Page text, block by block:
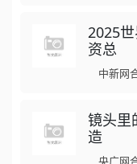
2025
资总
中新网
镜头里
造
央广网